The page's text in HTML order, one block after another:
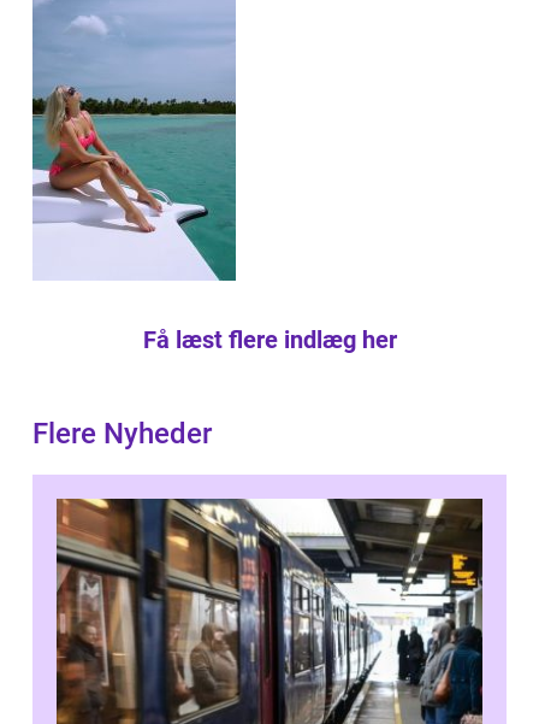
Få læst flere indlæg her
Flere Nyheder